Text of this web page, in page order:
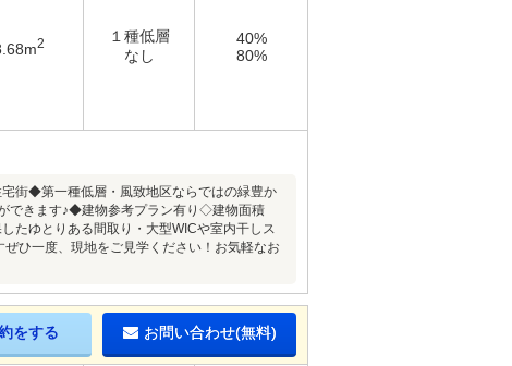
2
１種低層
なし
40%
80%
街◆第一種低層・風致地区ならではの緑豊か
できます♪◆建物参考プラン有り◇建物面積
たゆとりある間取り・大型WICや室内干しス
ひ一度、現地をご見学ください！お気軽なお
をする お問い合わせ(無料)